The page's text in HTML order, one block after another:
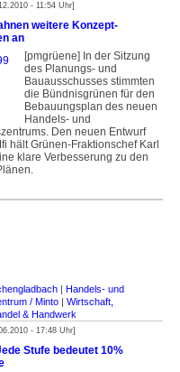
- 11:54 Uhr]
weitere Konzept-
an
[pmgrüene] In der Sitzung
des Planungs- und
Bauausschusses stimmten
die Bündnisgrünen für den
Bebauungsplan des neuen
Handels- und
Den neuen Entwurf
hält Grünen-Fraktionschef Karl
klare Verbesserung zu den
| Handels- und
/ Minto | Wirtschaft,
& Handwerk
- 17:48 Uhr]
Stufe bedeutet 10%